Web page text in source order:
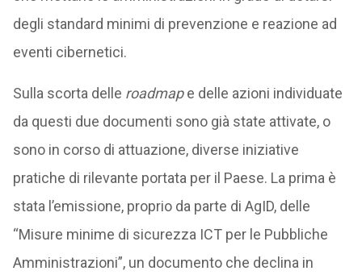
degli standard minimi di prevenzione e reazione ad
eventi cibernetici.
Sulla scorta delle roadmape delle azioni individuate
da questi due documenti sono già state attivate, o
sono in corso di attuazione, diverse iniziative
pratiche di rilevante portata per il Paese. La prima è
stata l’emissione, proprio da parte di AgID, delle
“Misure minime di sicurezza ICT per le Pubbliche
Amministrazioni”, un documento che declina in